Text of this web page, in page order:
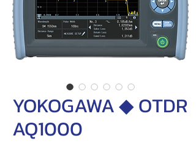
YOKOGAWA ◆ OTDR
AQ1000